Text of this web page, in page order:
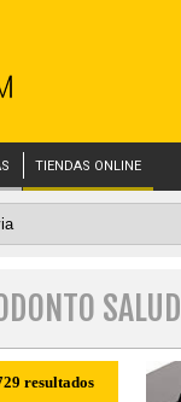
TIENDAS ONLINE
SALUD
resultados